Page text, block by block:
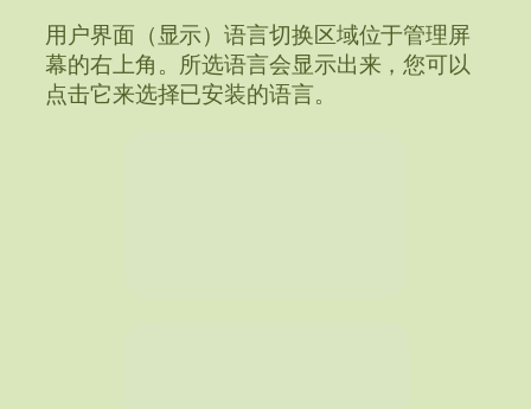
用户界面（显示）语言切换区域位于管理屏
幕的右上角。所选语言会显示出来，您可以
点击它来选择已安装的语言。